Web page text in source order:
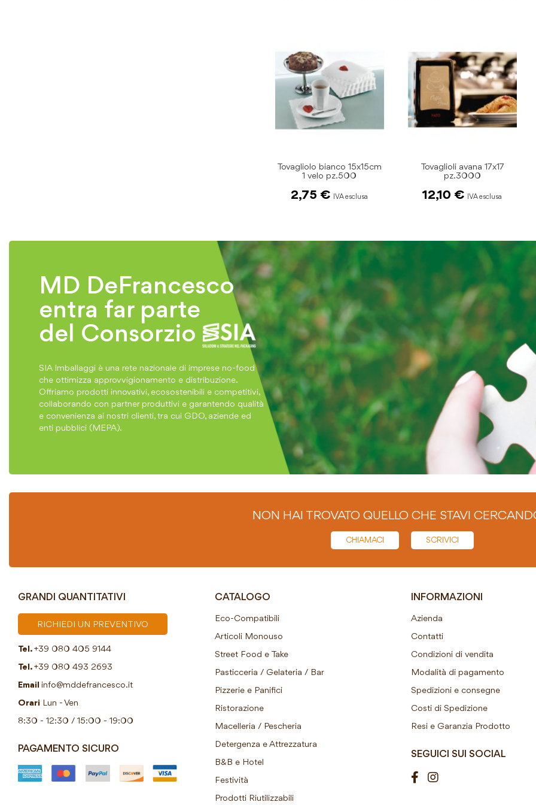
Tovagliolo bianco 15x15cm
1 velo pz.500
2,75 €
Tovaglioli avana 17x17
pz.3000
12,10 €
MD DeFrancesco
entra far parte
del Consorzio
SIA Imballaggi è una rete nazionale di imprese no-food
che ottimizza approvvigionamento e distribuzione.
Offriamo prodotti innovativi, ecosostenibili e competitivi,
collaborando con partner produttivi e garantendo qualità
e convenienza ai nostri clienti, tra cui GDO, aziende ed
enti pubblici (MEPA).
NON HAI TROVATO QUELLO CHE STAVI
CHIAMACI SCRIVICI
GRANDI QUANTITATIVI
RICHIEDI UN PREVENTIVO
Tel. +39 080 405 9144
Tel. +39 080 493 2693
Email info@mddefrancesco.it
Orari Lun - Ven
8:30 - 12:30 / 15:00 - 19:00
PAGAMENTO SICURO
CATALOGO
Eco-Compatibili
Articoli Monouso
Street Food e Take
Pasticceria / Gelateria / Bar
Pizzerie e Panifici
Ristorazione
Macelleria / Pescheria
Detergenza e Attrezzatura
B&B e Hotel
Festività
Prodotti Riutilizzabili
INFORMAZIONI
Azienda
Contatti
Condizioni di vendita
Modalità di pagamento
Spedizioni e consegne
Costi di Spedizione
Resi e Garanzia Prodotto
SEGUICI SUI SOCIAL